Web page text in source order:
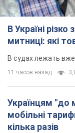
В Україні
митниці: які
В судах лежать
11 часов назад
Українцям "до
мобільні
кілька разів